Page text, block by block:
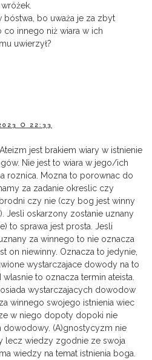
bóstwa, bo uważa je za zbyt
innego niż wiara w ich
uwierzył?
O 22:33
jest brakiem wiary w istnienie
Nie jest to wiara w jego/ich
roznica. Mozna to porownac do
za zadanie okreslic czy
czy nie (czy bog jest winny
Jesli oskarzony zostanie uznany
to sprawa jest prosta. Jesli
za winnego to nie oznacza
on niewinny. Oznacza to jedynie,
wystarczajace dowody na to
to oznacza termin ateista.
wystarczajacych dowodow
winnego swojego istnienia wiec
w niego dopoty dopoki nie
dowodowy. (A)gnostycyzm nie
lecz wiedzy zgodnie ze swoja
wiedzy na temat istnienia boga.